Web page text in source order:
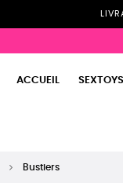
ACCUEIL SEXTOYS
Bustiers